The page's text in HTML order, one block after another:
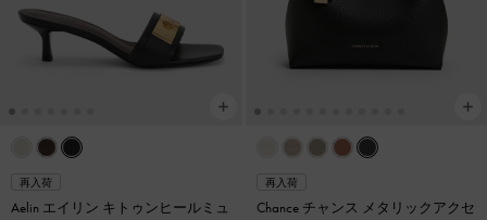
再入荷
Aelin エイリン キトゥンヒールミュ
再入荷
Chance チャンス メタリックアクセ